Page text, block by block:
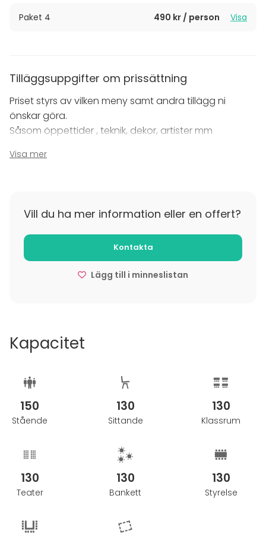
Paket 4 490 kr / person Visa
Tilläggsuppgifter om prissättning
Priset styrs av vilken meny samt andra tillägg ni
önskar göra.
Såsom öppettider , teknik, dekor, artister mm
Tilläggsuppgifter om avbokning
Visa mer
Vill du ha mer information eller en offert?
Kontakta
Lägg till i minneslistan
Kapacitet
150
Stående
130
Sittande
130
Klassrum
130
Teater
130
Bankett
130
Styrelse